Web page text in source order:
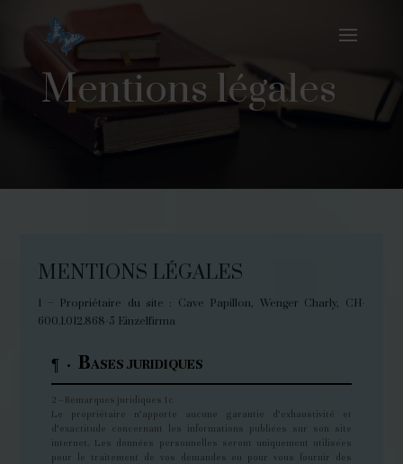
Mentions légales
MENTIONS LÉGALES
1 – Propriétaire du site : Cave Papillon, Wenger Charly, CH-
600.1.012.868-5 Einzelfirma
¶ ·BASES JURIDIQUES
2 – Remarques juridiques 1c
Le propriétaire n’apporte aucune garantie d’exhaustivité et
d’exactitude concernant les informations publiées sur son site
internet. Les données personnelles seront uniquement utilisées
pour le traitement de vos demandes ou pour vous fournir des